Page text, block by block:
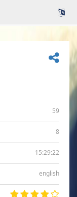
59
8
15:29:22
english